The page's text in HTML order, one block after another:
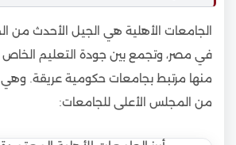
الجامعات الأهلية هي الجيل الأحدث من
في مصر، وتجمع بين جودة التعليم الخاص
منها مرتبط بجامعات حكومية عريقة. وهي
من المجلس الأعلى للجامعات: